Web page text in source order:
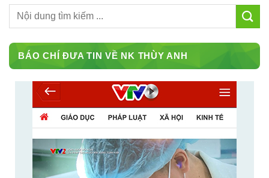
BÁO CHÍ ĐƯA TIN VỀ NK THÙY ANH